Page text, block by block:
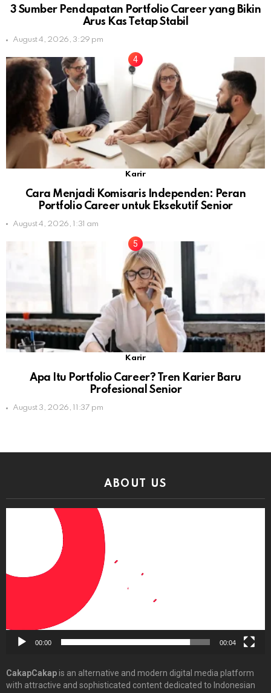
3 Sumber Pendapatan Portfolio Career yang Bikin
Arus Kas Tetap Stabil
August 4, 2026, 3:29 pm
Karir
Cara Menjadi Komisaris Independen: Peran
Portfolio Career untuk Eksekutif Senior
August 4, 2026, 1:31 am
Karir
Apa Itu Portfolio Career? Tren Karier Baru
Profesional Senior
August 3, 2026, 11:37 pm
ABOUT US
00:00 00:04
CakapCakapis an alternative and modern digital media platform
with attractive and sophisticated content dedicated to Indonesian